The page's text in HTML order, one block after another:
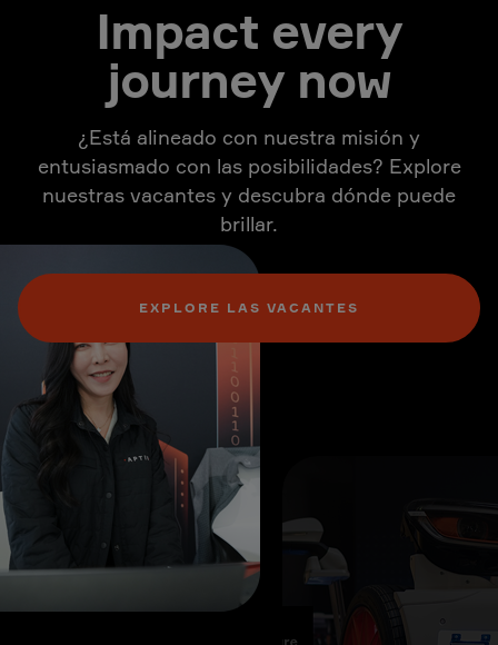
Impact every
journey now
¿Está alineado con nuestra misión y
entusiasmado con las posibilidades? Explore
nuestras vacantes y descubra dónde puede
brillar.
EXPLORE LAS VACANTES